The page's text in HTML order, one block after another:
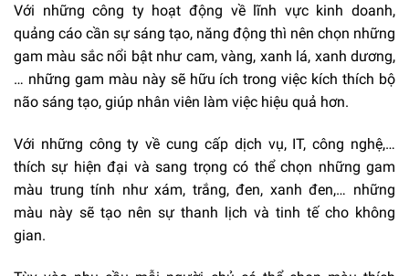
Với những công ty hoạt động về lĩnh vực kinh doanh,
quảng cáo cần sự sáng tạo, năng động thì nên chọn những
gam màu sắc nổi bật như cam, vàng, xanh lá, xanh dương,
… những gam màu này sẽ hữu ích trong việc kích thích bộ
não sáng tạo, giúp nhân viên làm việc hiệu quả hơn.
Với những công ty về cung cấp dịch vụ, IT, công nghệ,…
thích sự hiện đại và sang trọng có thể chọn những gam
màu trung tính như xám, trắng, đen, xanh đen,… những
màu này sẽ tạo nên sự thanh lịch và tinh tế cho không
gian.